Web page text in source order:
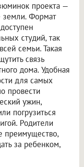
проекта —
земли. Формат
студий, так
семьи. Такая
связь
дома. Удобная
для самых
провести
ужин,
погрузиться
Родители
преимущество,
за ребенком,